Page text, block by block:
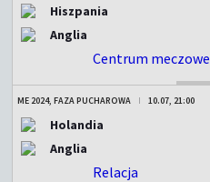
Hiszpania
Anglia
Centrum meczowe
ME 2024, FAZA PUCHAROWA 10.07, 21:00
Holandia
Anglia
Relacja